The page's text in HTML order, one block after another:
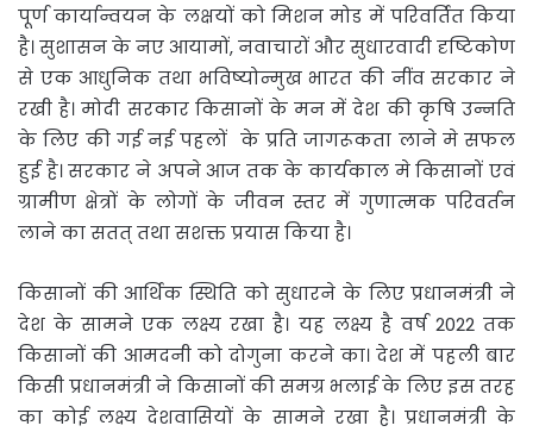
पूर्ण कार्यान्वयन के लक्षयों को मिशन मोड में परिवर्तित किया
है। सुशासन के नए आयामों, नवाचारों और सुधारवादी दृष्टिकोण
से एक आधुनिक तथा भविष्योन्मुख भारत की नींव सरकार ने
रखी है। मोदी सरकार किसानों के मन में देश की कृषि उन्नति
के लिए की गई नई पहलों के प्रति जागरूकता लाने मे सफल
हुई है। सरकार ने अपने आज तक के कार्यकाल मे किसानों एवं
ग्रामीण क्षेत्रों के लोगों के जीवन स्तर में गुणात्मक परिवर्तन
लाने का सतत् तथा सशक्त प्रयास किया है।
किसानों की आर्थिक स्थिति को सुधारने के लिए प्रधानमंत्री ने
देश के सामने एक लक्ष्य रखा है। यह लक्ष्य है वर्ष 2022 तक
किसानों की आमदनी को दोगुना करने का। देश में पहली बार
किसी प्रधानमंत्री ने किसानों की समग्र भलाई के लिए इस तरह
का कोई लक्ष्य देशवासियों के सामने रखा है। प्रधानमंत्री के